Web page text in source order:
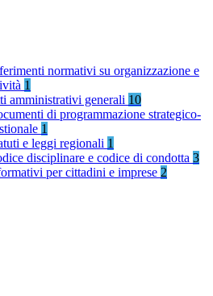
normativi su organizzazione e
1
amministrativi generali 10
di programmazione strategico-
1
e leggi regionali 1
disciplinare e codice di condotta 3
per cittadini e imprese 2